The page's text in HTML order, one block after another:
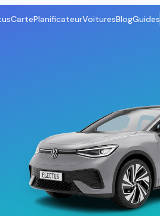
CartePlanificateurVoituresBlogGuides